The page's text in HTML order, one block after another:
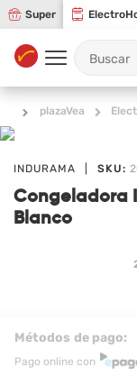
Super
plazaVea
INDURAMA SKU:
Congeladora
Blanco
Métodos de pago:
Pago online con